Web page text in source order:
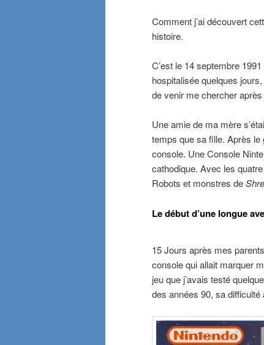
Comment j’ai découvert
histoire.
C’est le 14 septembre
hospitalisée quelques
de venir me chercher après
Une amie de ma mère
temps que sa fille. Après
console. Une Console
cathodique. Avec les
Robots et monstres de
Le début d’une longue
15 Jours après mes
console qui allait marquer
jeu que j’avais testé
des années 90, sa difficulté